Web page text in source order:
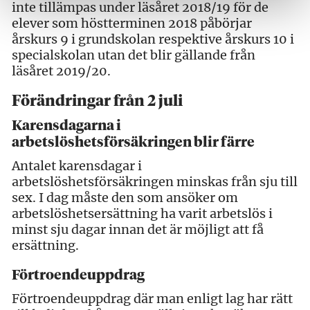
inte tillämpas under läsåret 2018/19 för de
elever som höstterminen 2018 påbörjar
årskurs 9 i grundskolan respektive årskurs 10 i
specialskolan utan det blir gällande från
läsåret 2019/20.
Förändringar från 2 juli
Karensdagarna i
arbetslöshetsförsäkringen blir färre
Antalet karensdagar i
arbetslöshetsförsäkringen minskas från sju till
sex. I dag måste den som ansöker om
arbetslöshetsersättning ha varit arbetslös i
minst sju dagar innan det är möjligt att få
ersättning.
Förtroendeuppdrag
Förtroendeuppdrag där man enligt lag har rätt